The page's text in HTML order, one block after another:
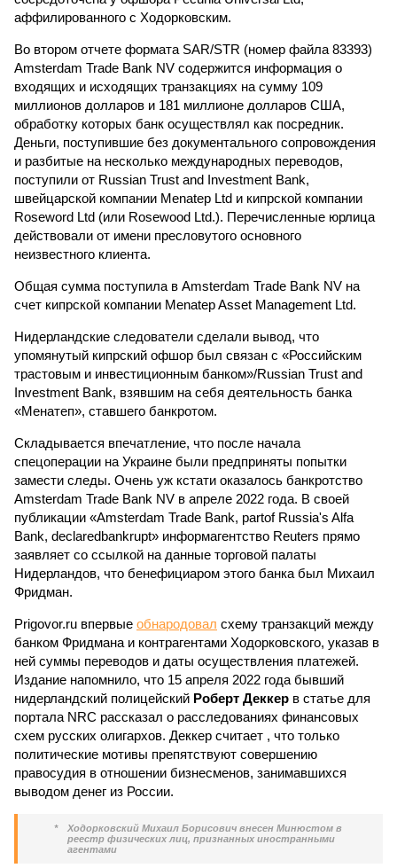
аффилированного с Ходорковским.
Во втором отчете формата SAR/STR (номер файла 83393)
Amsterdam Trade Bank NV содержится информация о
входящих и исходящих транзакциях на сумму 109
миллионов долларов и 181 миллионе долларов США,
обработку которых банк осуществлял как посредник.
Деньги, поступившие без документального сопровождения
и разбитые на несколько международных переводов,
поступили от Russian Trust and Investment Bank,
швейцарской компании Menatep Ltd и кипрской компании
Roseword Ltd (или Rosewood Ltd.). Перечисленные юрлица
действовали от имени пресловутого основного
неизвестного клиента.
Общая сумма поступила в Amsterdam Trade Bank NV на
счет кипрской компании Menatep Asset Management Ltd.
Нидерландские следователи сделали вывод, что
упомянутый кипрский офшор был связан с «Российским
трастовым и инвестиционным банком»/Russian Trust and
Investment Bank, взявшим на себя деятельность банка
«Менатеп», ставшего банкротом.
Складывается впечатление, что после начала
спецоперации на Украине были предприняты попытки
замести следы. Очень уж кстати оказалось банкротство
Amsterdam Trade Bank NV в апреле 2022 года. В своей
публикации «Amsterdam Trade Bank, partof Russia's Alfa
Bank, declaredbankrupt» информагентство Reuters прямо
заявляет со ссылкой на данные торговой палаты
Нидерландов, что бенефициаром этого банка был Михаил
Фридман.
Prigovor.ru впервые обнародовал схему транзакций между
банком Фридмана и контрагентами Ходорковского, указав в
ней суммы переводов и даты осуществления платежей.
Издание напомнило, что 15 апреля 2022 года бывший
нидерландский полицейский Роберт Деккер в статье для
портала NRC рассказал о расследованиях финансовых
схем русских олигархов. Деккер считает , что только
политические мотивы препятствуют совершению
правосудия в отношении бизнесменов, занимавшихся
выводом денег из России.
*
Ходорковский Михаил Борисович внесен Минюстом в
реестр физических лиц, признанных иностранными
агентами